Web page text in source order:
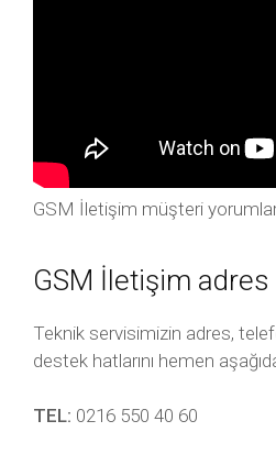
GSM İletişim müşteri
GSM İletişim
Teknik servisimizin adres,
destek hatlarını hemen
TEL: 0216 550 40 60